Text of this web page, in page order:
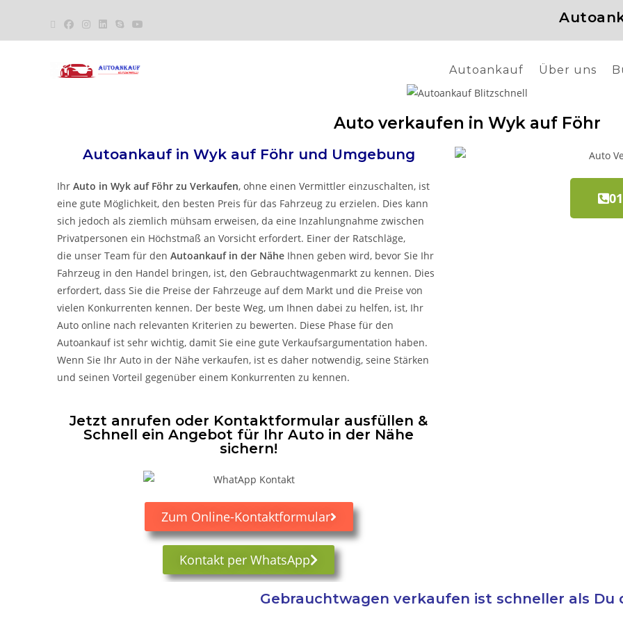
Autoankauf Über uns
Auto verkaufen in Wyk auf Föhr
Autoankauf in Wyk auf Föhr und Umgebung
Ihr Auto in Wyk auf Föhr zu Verkaufen, ohne einen Vermittler einzuschalten, ist
eine gute Möglichkeit, den besten Preis für das Fahrzeug zu erzielen. Dies kann
sich jedoch als ziemlich mühsam erweisen, da eine Inzahlungnahme zwischen
Privatpersonen ein Höchstmaß an Vorsicht erfordert. Einer der Ratschläge,
die unser Team für den Autoankauf in der Nähe Ihnen geben wird, bevor Sie Ihr
Fahrzeug in den Handel bringen, ist, den Gebrauchtwagenmarkt zu kennen. Dies
erfordert, dass Sie die Preise der Fahrzeuge auf dem Markt und die Preise von
vielen Konkurrenten kennen. Der beste Weg, um Ihnen dabei zu helfen, ist, Ihr
Auto online nach relevanten Kriterien zu bewerten. Diese Phase für den
Autoankauf ist sehr wichtig, damit Sie eine gute Verkaufsargumentation haben.
Wenn Sie Ihr Auto in der Nähe verkaufen, ist es daher notwendig, seine Stärken
und seinen Vorteil gegenüber einem Konkurrenten zu kennen.
Jetzt anrufen oder Kontaktformular ausfüllen &
Schnell ein Angebot für Ihr Auto in der Nähe
sichern!
Zum Online-Kontaktformular
Kontakt per WhatsApp
Gebrauchtwagen verkaufen ist schneller als Du